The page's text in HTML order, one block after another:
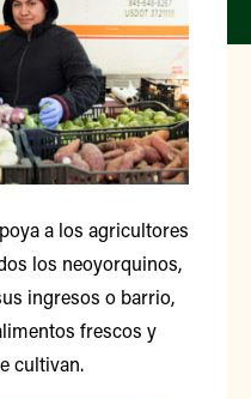
a los agricultores
los neoyorquinos,
ingresos o barrio,
frescos y
cultivan.